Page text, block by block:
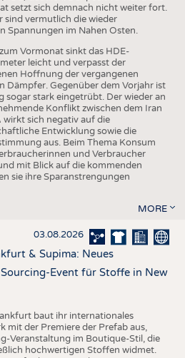
setzt sich demnach nicht weiter fort.
sind vermutlich die wieder
Spannungen im Nahen Osten.
Vormonat sinkt das HDE-
leicht und verpasst der
Hoffnung der vergangenen
Dämpfer. Gegenüber dem Vorjahr ist
sogar stark eingetrübt. Der wieder an
Konflikt zwischen dem Iran
wirkt sich negativ auf die
Entwicklung sowie die
aus. Beim Thema Konsum
und Verbraucher
mit Blick auf die kommenden
sie ihre Sparanstrengungen
MORE
03.08.2026
& Supima: Neues
Event für Stoffe in New
baut ihr internationales
mit der Premiere der Prefab aus,
Veranstaltung im Boutique-Stil, die
hochwertigen Stoffen widmet.